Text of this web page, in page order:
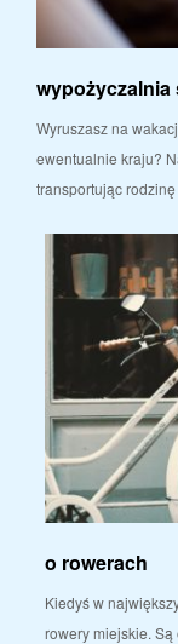
Wyruszasz na
ewentualnie kraju?
transportując
o rowerach
Kiedyś w
rowery miejskie. Są